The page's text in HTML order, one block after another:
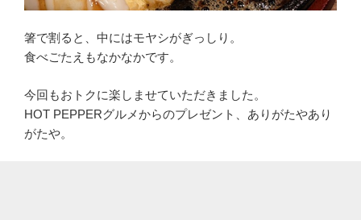
箸で割ると、中にはモヤシがぎっしり。
食べごたえもなかなかです。
今回もおトクに楽しませていただきました。
HOT PEPPERグルメからのプレゼント、ありがたやあり
がたや。